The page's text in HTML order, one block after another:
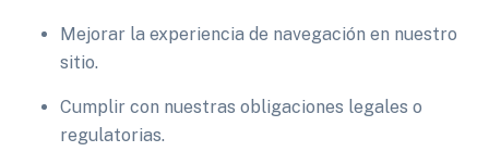
Mejorar la experiencia de navegación en nuestro
sitio.
Cumplir con nuestras obligaciones legales o
regulatorias.